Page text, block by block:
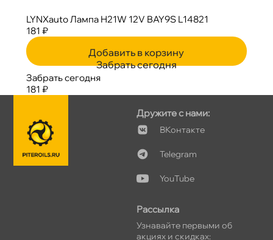
LYNXauto Лампа H21W 12V BAY9S L14821
181 ₽
Добавить в корзину
Забрать сегодня
Забрать сегодня
181 ₽
Дружите с нами:
Контакте
Telegram
YouTube
Рассылка
Узнавайте первыми о
акциях и скидках: